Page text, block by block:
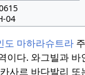
04
도 마하라슈트라 주
이다. 와그빌과 바
사르 바다발리 또